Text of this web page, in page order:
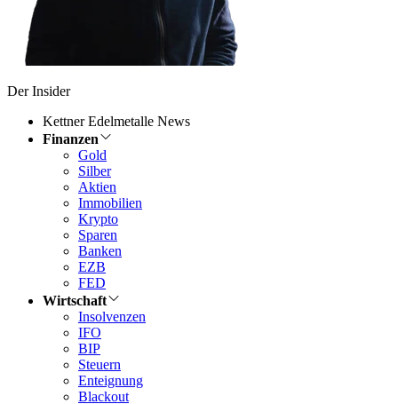
Der Insider
Kettner Edelmetalle News
Finanzen
Gold
Silber
Aktien
Immobilien
Krypto
Sparen
Banken
EZB
FED
Wirtschaft
Insolvenzen
IFO
BIP
Steuern
Enteignung
Blackout